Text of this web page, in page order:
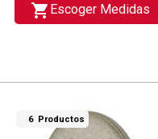
shopping_cart Escoger Medidas
6 Productos